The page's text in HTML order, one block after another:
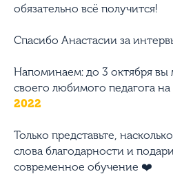
обязательно всё получится!
Спасибо Анастасии за
Напоминаем: до 3 октября
своего любимого педагога
2022
Только представьте,
слова благодарности и
современное обучение ❤️